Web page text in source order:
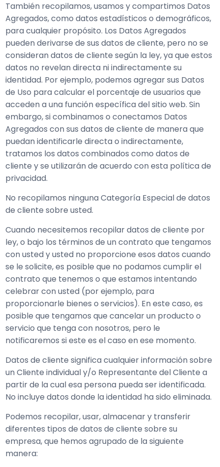
También recopilamos, usamos y compartimos Datos
Agregados, como datos estadísticos o demográficos,
para cualquier propósito. Los Datos Agregados
pueden derivarse de sus datos de cliente, pero no se
consideran datos de cliente según la ley, ya que estos
datos no revelan directa ni indirectamente su
identidad. Por ejemplo, podemos agregar sus Datos
de Uso para calcular el porcentaje de usuarios que
acceden a una función específica del sitio web. Sin
embargo, si combinamos o conectamos Datos
Agregados con sus datos de cliente de manera que
puedan identificarle directa o indirectamente,
tratamos los datos combinados como datos de
cliente y se utilizarán de acuerdo con esta política de
privacidad.
No recopilamos ninguna Categoría Especial de datos
de cliente sobre usted.
Cuando necesitemos recopilar datos de cliente por
ley, o bajo los términos de un contrato que tengamos
con usted y usted no proporcione esos datos cuando
se le solicite, es posible que no podamos cumplir el
contrato que tenemos o que estamos intentando
celebrar con usted (por ejemplo, para
proporcionarle bienes o servicios). En este caso, es
posible que tengamos que cancelar un producto o
servicio que tenga con nosotros, pero le
notificaremos si este es el caso en ese momento.
Datos de cliente significa cualquier información sobre
un Cliente individual y/o Representante del Cliente a
partir de la cual esa persona pueda ser identificada.
No incluye datos donde la identidad ha sido eliminada.
Podemos recopilar, usar, almacenar y transferir
diferentes tipos de datos de cliente sobre su
empresa, que hemos agrupado de la siguiente
manera: